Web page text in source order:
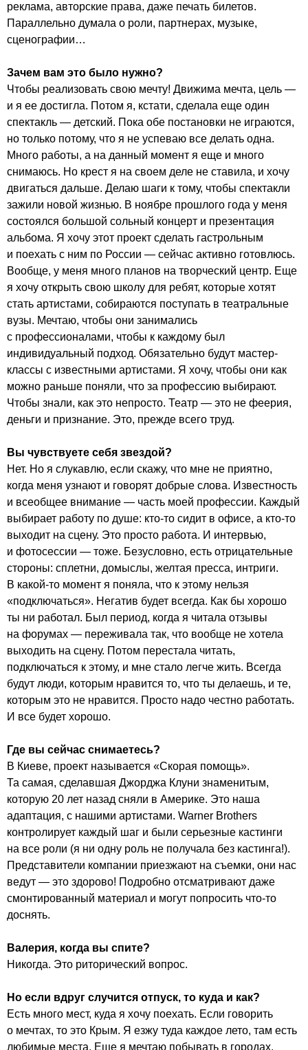
реклама, авторские права, даже печать билетов.
Параллельно думала о роли, партнерах, музыке,
сценографии…
Зачем вам это было нужно?
Чтобы реализовать свою мечту! Движима мечта, цель —
и я ее достигла. Потом я, кстати, сделала еще один
спектакль — детский. Пока обе постановки не играются,
но только потому, что я не успеваю все делать одна.
Много работы, а на данный момент я еще и много
снимаюсь. Но крест я на своем деле не ставила, и хочу
двигаться дальше. Делаю шаги к тому, чтобы спектакли
зажили новой жизнью. В ноябре прошлого года у меня
состоялся большой сольный концерт и презентация
альбома. Я хочу этот проект сделать гастрольным
и поехать с ним по России — сейчас активно готовлюсь.
Вообще, у меня много планов на творческий центр. Еще
я хочу открыть свою школу для ребят, которые хотят
стать артистами, собираются поступать в театральные
вузы. Мечтаю, чтобы они занимались
с профессионалами, чтобы к каждому был
индивидуальный подход. Обязательно будут мастер-
классы с известными артистами. Я хочу, чтобы они как
можно раньше поняли, что за профессию выбирают.
Чтобы знали, как это непросто. Театр — это не феерия,
деньги и признание. Это, прежде всего труд.
Вы чувствуете себя звездой?
Нет. Но я слукавлю, если скажу, что мне не приятно,
когда меня узнают и говорят добрые слова. Известность
и всеобщее внимание — часть моей профессии. Каждый
выбирает работу по душе: кто-то сидит в офисе, а кто-то
выходит на сцену. Это просто работа. И интервью,
и фотосессии — тоже. Безусловно, есть отрицательные
стороны: сплетни, домыслы, желтая пресса, интриги.
В какой-то момент я поняла, что к этому нельзя
«подключаться». Негатив будет всегда. Как бы хорошо
ты ни работал. Был период, когда я читала отзывы
на форумах — переживала так, что вообще не хотела
выходить на сцену. Потом перестала читать,
подключаться к этому, и мне стало легче жить. Всегда
будут люди, которым нравится то, что ты делаешь, и те,
которым это не нравится. Просто надо честно работать.
И все будет хорошо.
Где вы сейчас снимаетесь?
В Киеве, проект называется «Скорая помощь».
Та самая, сделавшая Джорджа Клуни знаменитым,
которую 20 лет назад сняли в Америке. Это наша
адаптация, с нашими артистами. Warner Brothers
контролирует каждый шаг и были серьезные кастинги
на все роли (я ни одну роль не получала без кастинга!).
Представители компании приезжают на съемки, они нас
ведут — это здорово! Подробно отсматривают даже
смонтированный материал и могут попросить что-то
доснять.
Валерия, когда вы спите?
Никогда. Это риторический вопрос.
Но если вдруг случится отпуск, то куда и как?
Есть много мест, куда я хочу поехать. Если говорить
о мечтах, то это Крым. Я езжу туда каждое лето, там есть
любимые места. Еще я мечтаю побывать в городах,